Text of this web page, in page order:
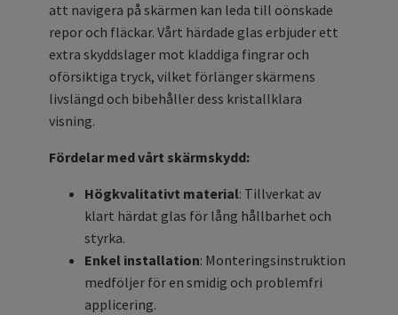
att navigera på skärmen kan leda till oönskade
repor och fläckar. Vårt härdade glas erbjuder ett
extra skyddslager mot kladdiga fingrar och
oförsiktiga tryck, vilket förlänger skärmens
livslängd och bibehåller dess kristallklara
visning.
Fördelar med vårt skärmskydd:
Högkvalitativt material: Tillverkat av
klart härdat glas för lång hållbarhet och
styrka.
Enkel installation: Monteringsinstruktion
medföljer för en smidig och problemfri
applicering.